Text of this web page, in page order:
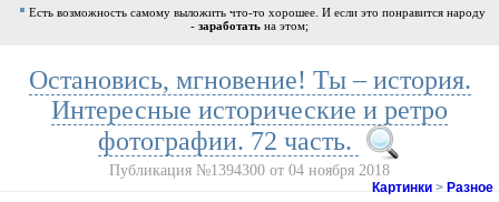
Есть возможность самому выложить что-то хорошее. И если это понравится народу
- заработать на этом;
Остановись, мгновение! Ты – история.
Интересные исторические и ретро
фотографии. 72 часть.
Публикация №1394300 от 04 ноября 2018
Картинки > Разное